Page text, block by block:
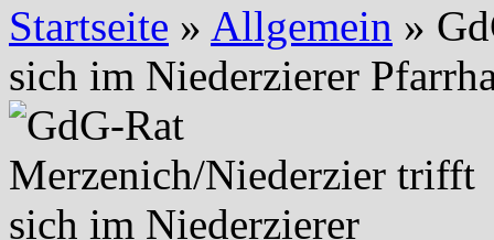
Startseite » Allgemein »
sich im Niederzierer